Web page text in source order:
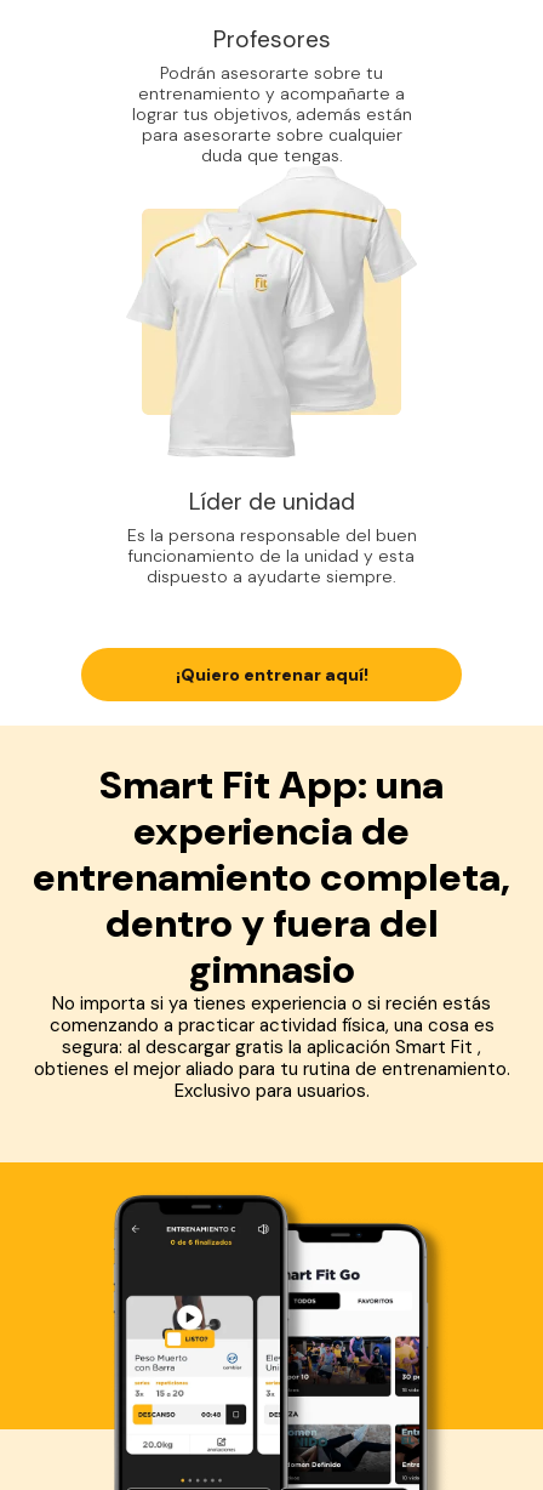
Profesores
Podrán asesorarte sobre tu
entrenamiento y acompañarte a
lograr tus objetivos, además están
para asesorarte sobre cualquier
duda que tengas.
Líder de unidad
Es la persona responsable del buen
funcionamiento de la unidad y esta
dispuesto a ayudarte siempre.
¡Quiero entrenar aquí!
Smart Fit App: una
experiencia de
entrenamiento completa,
dentro y fuera del
gimnasio
No importa si ya tienes experiencia o si recién estás
comenzando a practicar actividad física, una cosa es
segura: al descargar gratis la aplicación Smart Fit ,
obtienes el mejor aliado para tu rutina de entrenamiento.
Exclusivo para usuarios.
Descarga ahora lo Smart Fit App